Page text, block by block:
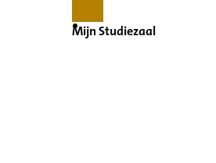
Inventaris
Mijn Studiezaal